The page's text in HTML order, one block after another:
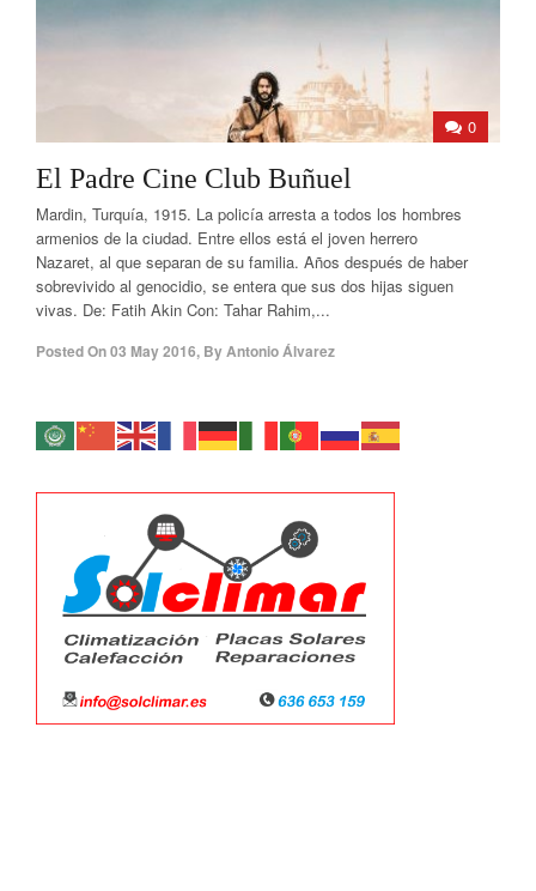
0
El Padre Cine Club Buñuel
Mardin, Turquía, 1915. La policía arresta a todos los hombres
armenios de la ciudad. Entre ellos está el joven herrero
Nazaret, al que separan de su familia. Años después de haber
sobrevivido al genocidio, se entera que sus dos hijas siguen
vivas. De: Fatih Akin Con: Tahar Rahim,...
Posted On03 May 2016, ByAntonio Álvarez